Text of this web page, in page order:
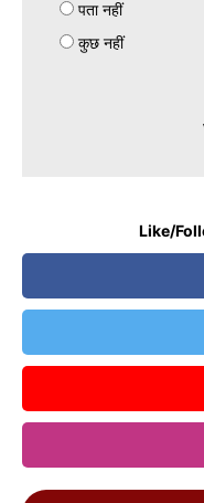
पता नहीं
कुछ नहीं
Like/